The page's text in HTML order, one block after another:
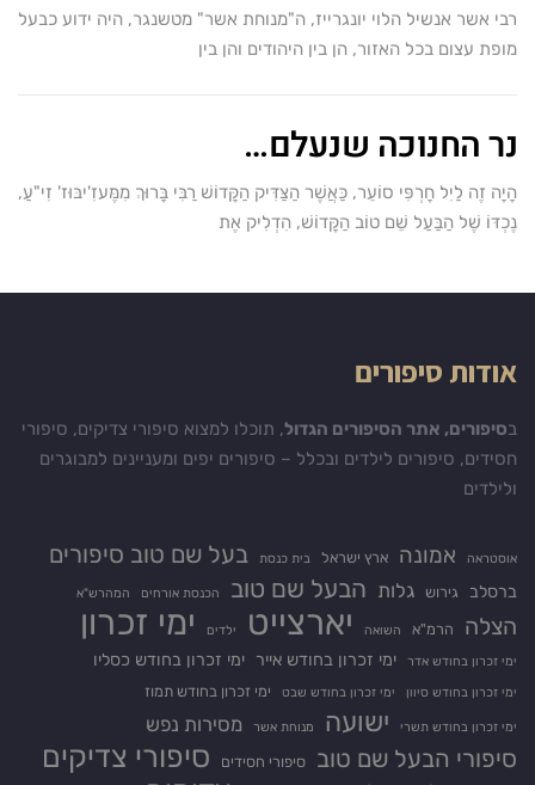
רבי אשר אנשיל הלוי יונגרייז, ה"מנוחת אשר" מטשנגר, היה ידוע כבעל
מופת עצום בכל האזור, הן בין היהודים והן בין
נר החנוכה שנעלם…
הָיָה זֶה לַיִל חָרְפִּי סוֹעֵר, כַּאֲשֶׁר הַצַּדִּיק הַקָּדוֹשׁ רַבִּי בָּרוּךְ מִמֶּעזִ'יבּוּז' זִי"עַ,
נֶכְדּוֹ שֶׁל הַבַּעַל שֵׁם טוֹב הַקָּדוֹשׁ, הִדְלִיק אֶת
אודות סיפורים
בסיפורים, אתר הסיפורים הגדול, תוכלו למצוא סיפורי צדיקים, סיפורי
חסידים, סיפורים לילדים ובכלל – סיפורים יפים ומעניינים למבוגרים
ולילדים
אוסטראה אמונה ארץ ישראל בית כנסת בעל שם טוב סיפורים
ברסלב גירוש גלות הבעל שם טוב הכנסת אורחים המהרש"א
הצלה הרמ"א השואה יארצייט ילדים ימי זכרון
ימי זכרון בחודש אדר ימי זכרון בחודש אייר ימי זכרון בחודש כסליו
ימי זכרון בחודש סיוון ימי זכרון בחודש שבט ימי זכרון בחודש תמוז
ימי זכרון בחודש תשרי ישועה מנוחת אשר מסירות נפש
סיפורי הבעל שם טוב סיפורי חסידים סיפורי צדיקים